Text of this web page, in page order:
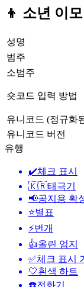
👦 소년 이
성명
범주
소범주
숏코드 입력 방법
유니코드 (정규화
유니코드 버전
유행
✔️체크 표시
🇰🇷태극기
📢공지용 확
⭐별표
⚡번개
👍올린 엄지
✅체크 표시
🤍흰색 하트